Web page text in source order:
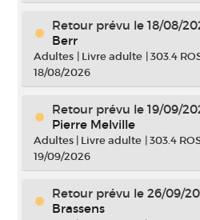
Retour prévu le 18/08/
Berr
Adultes | Livre adulte |303.4
18/08/2026
Retour prévu le 19/09/
Pierre Melville
Adultes | Livre adulte |303.4
19/09/2026
Retour prévu le 26/09/
Brassens